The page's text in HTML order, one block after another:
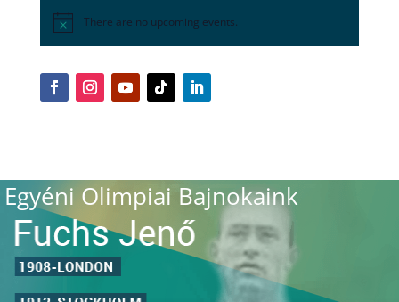
There are no upcoming events.
Egyéni Olimpiai Bajnokaink